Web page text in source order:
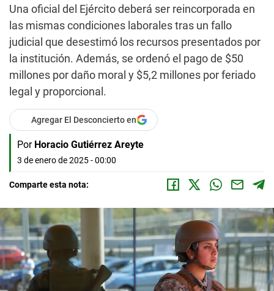
Una oficial del Ejército deberá ser reincorporada en
las mismas condiciones laborales tras un fallo
judicial que desestimó los recursos presentados por
la institución. Además, se ordenó el pago de $50
millones por daño moral y $5,2 millones por feriado
legal y proporcional.
Agregar El Desconcierto en
Por Horacio Gutiérrez Areyte
3 de enero de 2025 - 00:00
Comparte esta nota: